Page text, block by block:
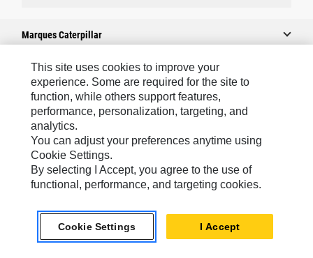
Marques Caterpillar
Caterpillar.com
Contacter Caterpillar
Mes Préférences Marketing
Plan Du Site
Cookie Settings
Confidentialité
This site uses cookies to improve your
experience. Some are required for the site to
function, while others support features,
performance, personalization, targeting, and
analytics.
You can adjust your preferences anytime using
Cookie Settings.
By selecting I Accept, you agree to the use of
functional, performance, and targeting cookies.
Cookie Settings I Accept